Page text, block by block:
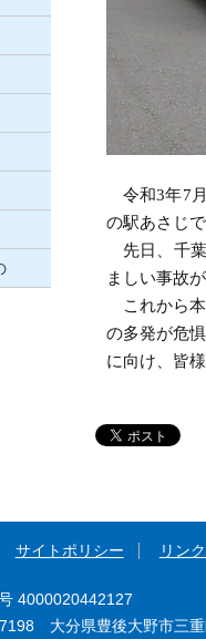
令和3年7月
の駅あさじ
先日、千葉
ましい事故
これから本
の多発が危
に向け、皆
サイトポリシー リン
4000020442127
大分県豊後大野市三